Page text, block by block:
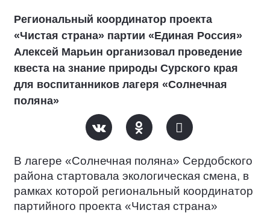
Региональный координатор проекта
«Чистая страна» партии «Единая Россия»
Алексей Марьин организовал проведение
квеста на знание природы Сурского края
для воспитанников лагеря «Солнечная
поляна»
В лагере «Солнечная поляна» Сердобского
района стартовала экологическая смена, в
рамках которой региональный координатор
партийного проекта «Чистая страна»